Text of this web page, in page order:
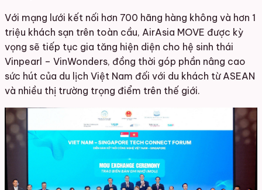
Với mạng lưới kết nối hơn 700 hãng hàng không và hơn 1
triệu khách sạn trên toàn cầu, AirAsia MOVE được kỳ
vọng sẽ tiếp tục gia tăng hiện diện cho hệ sinh thái
Vinpearl – VinWonders, đồng thời góp phần nâng cao
sức hút của du lịch Việt Nam đối với du khách từ ASEAN
và nhiều thị trường trọng điểm trên thế giới.